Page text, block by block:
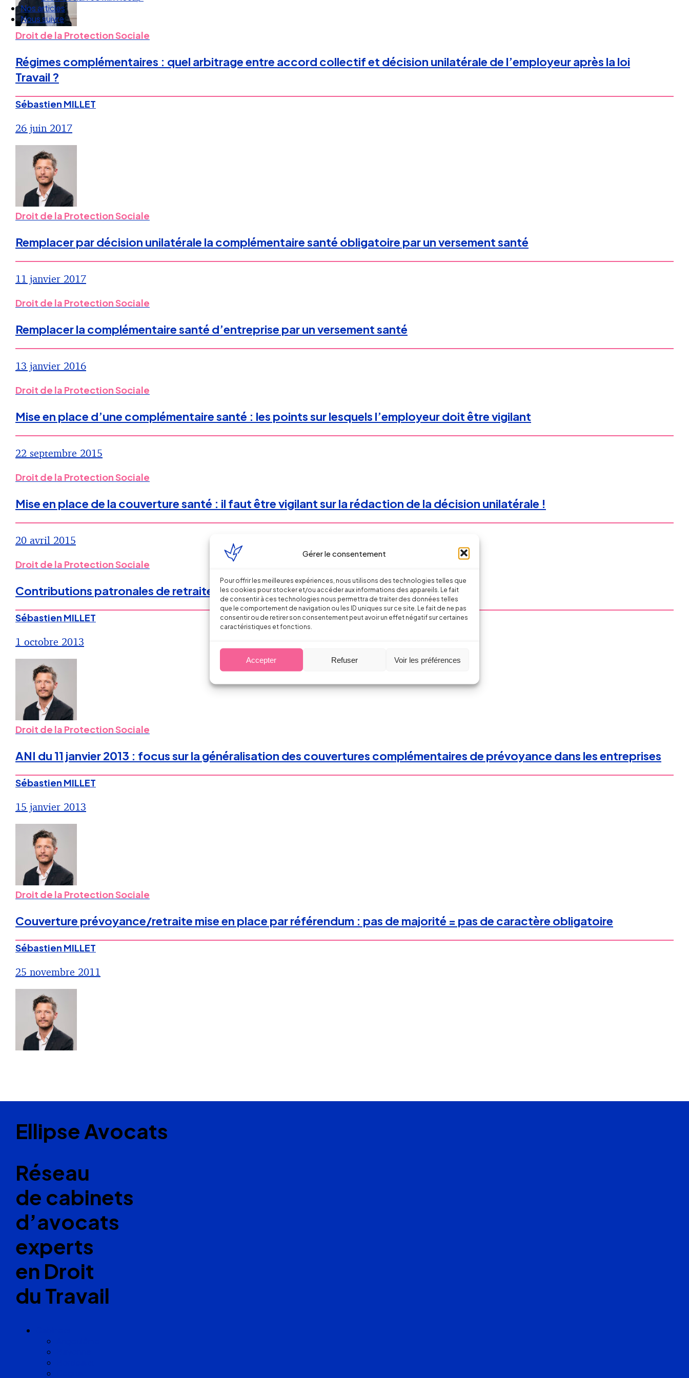
Gérer le consentement
Pour offrir les meilleures expériences, nous utilisons des technologies telles que
les cookies pour stocker et/ou accéder aux informations des appareils. Le fait
de consentir à ces technologies nous permettra de traiter des données telles
que le comportement de navigation ou les ID uniques sur ce site. Le fait de ne pas
consentir ou de retirer son consentement peut avoir un effet négatif sur certaines
caractéristiques et fonctions.
Accepter Refuser Voir les préférences
Nous suivre
Droit de la Protection Sociale
Régimes complémentaires : quel arbitrage entre accord collectif et décision unilatérale de l’employeur après la loi
Travail ?
Sébastien MILLET
26 juin 2017
Droit de la Protection Sociale
Remplacer par décision unilatérale la complémentaire santé obligatoire par un versement santé
11 janvier 2017
Droit de la Protection Sociale
Remplacer la complémentaire santé d’entreprise par un versement santé
13 janvier 2016
Droit de la Protection Sociale
Mise en place d’une complémentaire santé : les points sur lesquels l’employeur doit être vigilant
22 septembre 2015
Droit de la Protection Sociale
Mise en place de la couverture santé : il faut être vigilant sur la rédaction de la décision unilatérale !
20 avril 2015
Droit de la Protection Sociale
Contributions patronales de retraite & prévoyance : la circulaire est enfin disponible !
Sébastien MILLET
1 octobre 2013
Droit de la Protection Sociale
ANI du 11 janvier 2013 : focus sur la généralisation des couvertures complémentaires de prévoyance dans les entreprises
Sébastien MILLET
15 janvier 2013
Droit de la Protection Sociale
Couverture prévoyance/retraite mise en place par référendum : pas de majorité = pas de caractère obligatoire
Sébastien MILLET
25 novembre 2011
Ellipse Avocats
Réseau
de cabinets
d’avocats
experts
en Droit
du Travail